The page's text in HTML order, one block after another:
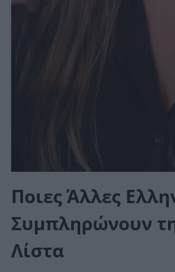
Ποιες Άλλες
Συμπληρώνουν
Λίστα